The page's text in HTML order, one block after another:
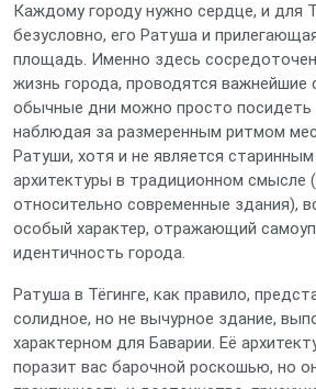
Каждому городу нужно сердце, и для
безусловно, его Ратуша и
площадь. Именно здесь
жизнь города, проводятся важнейшие
обычные дни можно просто посидеть
наблюдая за размеренным ритмом
Ратуши, хотя и не является
архитектуры в традиционном смысле
относительно современные здания),
особый характер, отражающий
идентичность города.
Ратуша в Тёгинге, как правило,
солидное, но не вычурное здание,
характерном для Баварии. Её
поразит вас барочной роскошью, но